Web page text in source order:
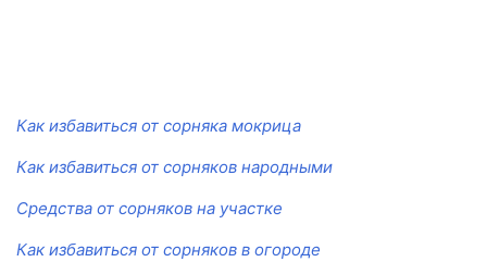
Как избавиться от сорняка мокрица
Как избавиться от сорняков народными
Средства от сорняков на участке
Как избавиться от сорняков в огороде